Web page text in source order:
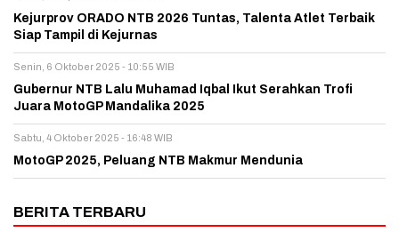
Kejurprov ORADO NTB 2026 Tuntas, Talenta Atlet Terbaik
Siap Tampil di Kejurnas
Senin, 6 Oktober 2025 - 10:55 WIB
Gubernur NTB Lalu Muhamad Iqbal Ikut Serahkan Trofi
Juara MotoGP Mandalika 2025
Sabtu, 4 Oktober 2025 - 16:48 WIB
MotoGP 2025, Peluang NTB Makmur Mendunia
BERITA TERBARU